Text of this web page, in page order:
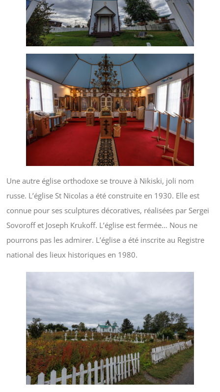
Une autre église orthodoxe se trouve à Nikiski, joli nom
russe. L’église St Nicolas a été construite en 1930. Elle est
connue pour ses sculptures décoratives, réalisées par Sergei
Sovoroff et Joseph Krukoff. L’église est fermée… Nous ne
pourrons pas les admirer. L’église a été inscrite au Registre
national des lieux historiques en 1980.